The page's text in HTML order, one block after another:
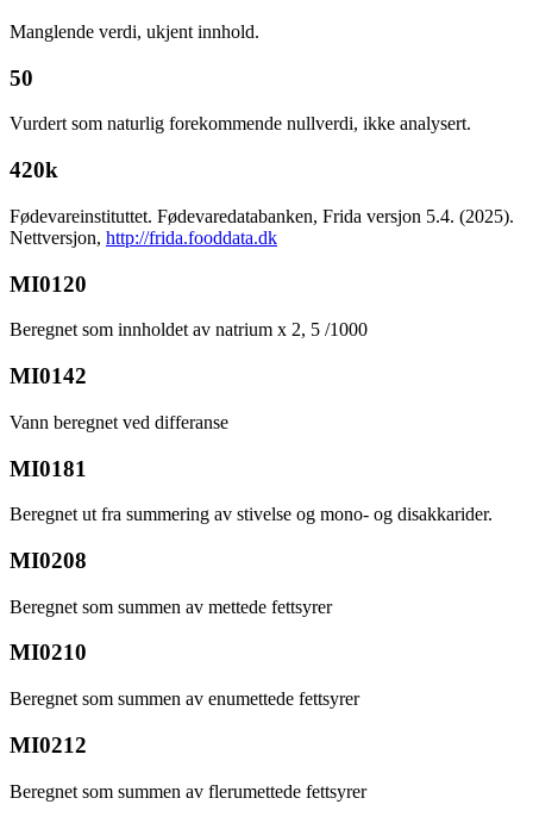
Manglende verdi, ukjent innhold.
50
Vurdert som naturlig forekommende nullverdi, ikke analysert.
420k
Fødevareinstituttet. Fødevaredatabanken, Frida versjon 5.4. (2025).
Nettversjon, http://frida.fooddata.dk
MI0120
Beregnet som innholdet av natrium x 2, 5 /1000
MI0142
Vann beregnet ved differanse
MI0181
Beregnet ut fra summering av stivelse og mono- og disakkarider.
MI0208
Beregnet som summen av mettede fettsyrer
MI0210
Beregnet som summen av enumettede fettsyrer
MI0212
Beregnet som summen av flerumettede fettsyrer